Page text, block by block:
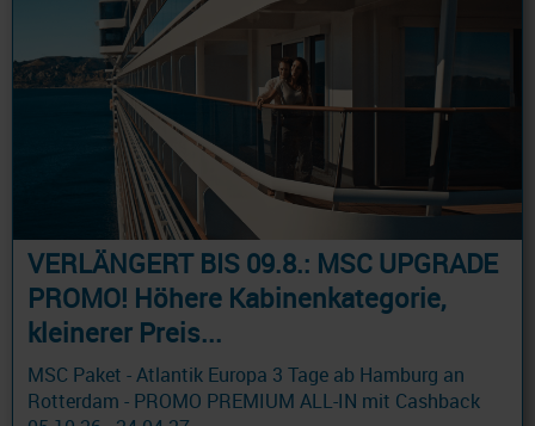
VERLÄNGERT BIS 09.8.: MSC UPGRADE
PROMO! Höhere Kabinenkategorie,
kleinerer Preis...
MSC Paket - Atlantik Europa 3 Tage ab Hamburg an
Rotterdam - PROMO PREMIUM ALL-IN mit Cashback